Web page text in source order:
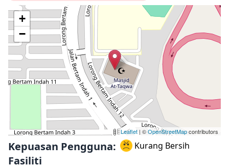
+
−
Leaflet | ©OpenStreetMapcontributors
Kepuasan Pengguna: Kurang Bersih
Fasiliti